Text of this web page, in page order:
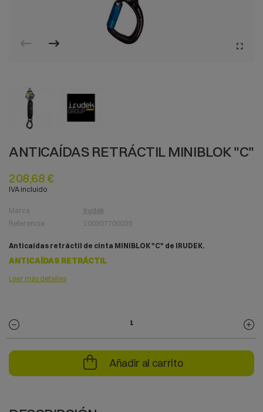
ANTICAÍDAS RETRÁCTIL MINIBLOK "C"
208,68 €
IVA incluido
Marca
Irudek
Referencia
100307700035
Anticaídas retráctil de cinta MINIBLOK "C" de IRUDEK.
ANTICAÍDAS RETRÁCTIL
Leer más detalles
Añadir al carrito